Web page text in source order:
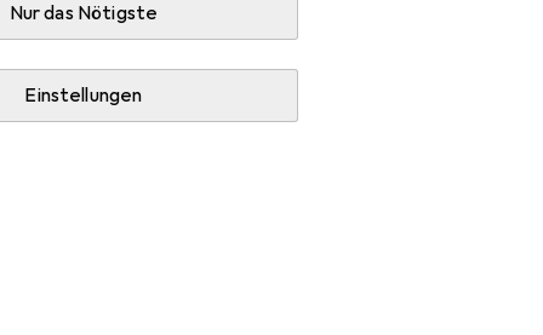
Nur das Nötigste
Einstellungen